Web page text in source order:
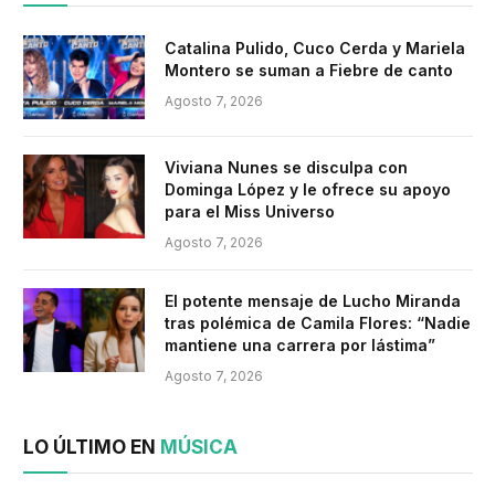
Catalina Pulido, Cuco Cerda y Mariela
Montero se suman a Fiebre de canto
Agosto 7, 2026
Viviana Nunes se disculpa con
Dominga López y le ofrece su apoyo
para el Miss Universo
Agosto 7, 2026
El potente mensaje de Lucho Miranda
tras polémica de Camila Flores: “Nadie
mantiene una carrera por lástima”
Agosto 7, 2026
LO ÚLTIMO EN MÚSICA